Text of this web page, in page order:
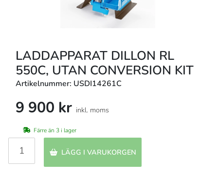
LADDAPPARAT DILLON RL
550C, UTAN CONVERSION KIT
Artikelnummer: USDI14261C
9 900 kr inkl. moms
Färre än 3 i lager
LÄGG I VARUKORGEN